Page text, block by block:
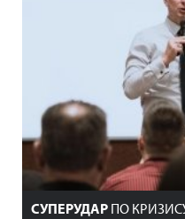
СУПЕРУДАР ПО